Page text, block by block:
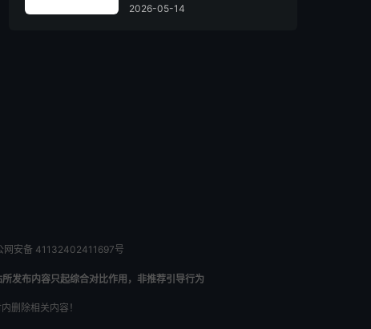
量/450Mbps带宽，低至36元/
2026-05-14
网安备 41132402411697号
发布内容只起综合对比作用，非推荐引导行为
删除相关内容！